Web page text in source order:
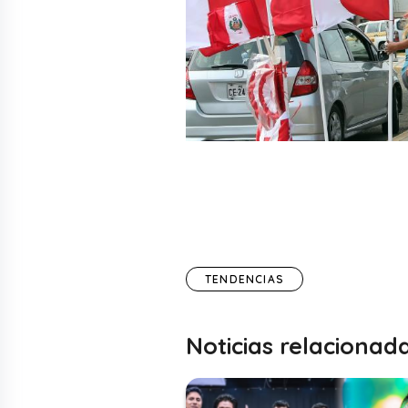
TENDENCIAS
Noticias